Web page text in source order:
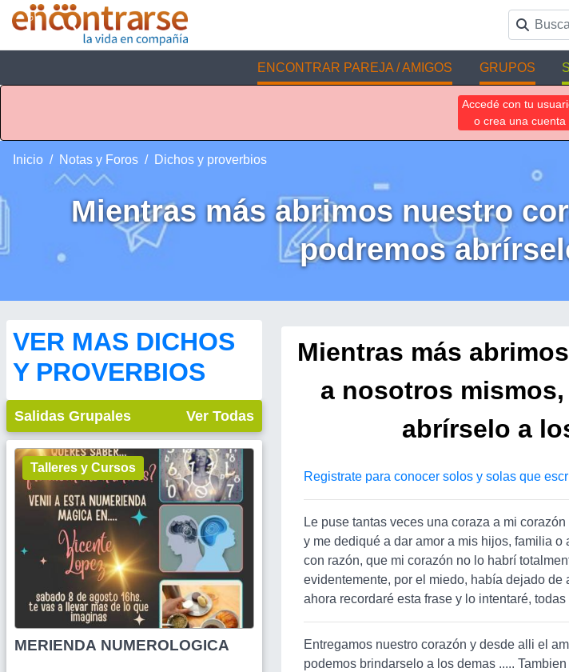
ENCONTRAR PAREJA / AMIGOS GRUPOS
Accedé con tu
o crea una cuenta
Inicio Notas y Foros Dichos y proverbios
Mientras más abrimos nuestro
podremos
VER MAS DICHOS
Y PROVERBIOS
Salidas Grupales Ver Todas
Talleres y Cursos
MERIENDA NUMEROLOGICA
Mientras más
a nosotros
abrírselo a
Registrate para conocer solos y solas que
Le puse tantas veces una coraza a mi
y me dediqué a dar amor a mis hijos, familia
con razón, que mi corazón no lo habrí
evidentemente, por el miedo, había dejado de
ahora recordaré esta frase y lo intentaré,
Entregamos nuestro corazón y desde alli el
podemos brindarselo a los demas .....